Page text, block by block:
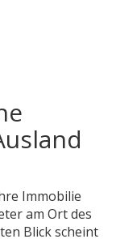
Immobilie
am Ort des
Blick scheint